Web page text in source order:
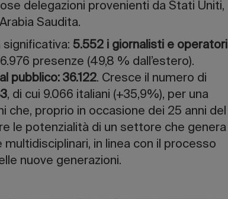
delegazioni provenienti da Stati Uniti,
Saudita.
significativa:5.552 i giornalisti e operatori
presenze (49,8 % dall’estero).
pubblico: 36.122. Cresce il numero di
, di cui 9.066 italiani (+35,9%), per una
che, proprio in occasione dei 25 anni del
le potenzialità di un settore che genera
in linea con il processo
nuove generazioni.